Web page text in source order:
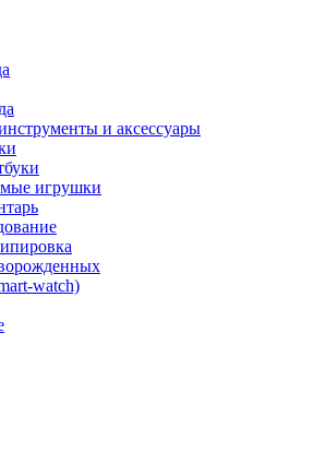
и аксессуары
игрушки
watch)